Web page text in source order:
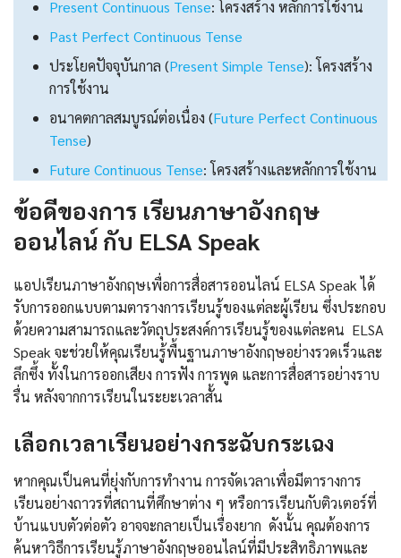
Present Continuous Tense: โครงสร้าง หลักการใช้งาน
Past Perfect Continuous Tense
ประโยคปัจจุบันกาล (Present Simple Tense): โครงสร้าง
การใช้งาน
อนาคตกาลสมบูรณ์ต่อเนื่อง (Future Perfect Continuous
Tense)
Future Continuous Tense: โครงสร้างและหลักการใช้งาน
ข้อดีของการ เรียนภาษาอังกฤษ
ออนไลน์ กับ ELSA Speak
แอปเรียนภาษาอังกฤษเพื่อการสื่อสารออนไลน์ ELSA Speak ได้
รับการออกแบบตามตารางการเรียนรู้ของแต่ละผู้เรียน ซึ่งประกอบ
ด้วยความสามารถและวัตถุประสงค์การเรียนรู้ของแต่ละคน ELSA
Speak จะช่วยให้คุณเรียนรู้พื้นฐานภาษาอังกฤษอย่างรวดเร็วและ
ลึกซึ้ง ทั้งในการออกเสียง การฟัง การพูด และการสื่อสารอย่างราบ
รื่น หลังจากการเรียนในระยะเวลาสั้น
เลือกเวลาเรียนอย่างกระฉับกระเฉง
หากคุณเป็นคนที่ยุ่งกับการทำงาน การจัดเวลาเพื่อมีตารางการ
เรียนอย่างถาวรที่สถานที่ศึกษาต่าง ๆ หรือการเรียนกับติวเตอร์ที่
บ้านแบบตัวต่อตัว อาจจะกลายเป็นเรื่องยาก ดังนั้น คุณต้องการ
ค้นหาวิธีการเรียนรู้ภาษาอังกฤษออนไลน์ที่มีประสิทธิภาพและ